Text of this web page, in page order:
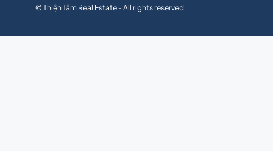
© Thiện Tâm Real Estate - All rights reserved